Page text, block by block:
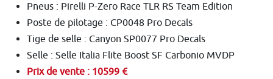
Pneus : Pirelli P-Zero Race TLR RS Team Edition
Poste de pilotage : CP0048 Pro Decals
Tige de selle : Canyon SP0077 Pro Decals
Selle : Selle Italia Flite Boost SF Carbonio MVDP
Prix de vente : 10599 €